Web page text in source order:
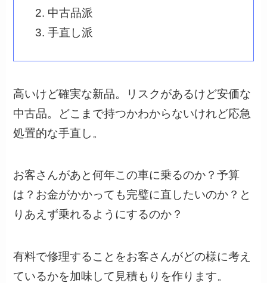
中古品派
手直し派
高いけど確実な新品。リスクがあるけど安価な
中古品。どこまで持つかわからないけれど応急
処置的な手直し。
お客さんがあと何年この車に乗るのか？予算
は？お金がかかっても完璧に直したいのか？と
りあえず乗れるようにするのか？
有料で修理することをお客さんがどの様に考え
ているかを加味して見積もりを作ります。